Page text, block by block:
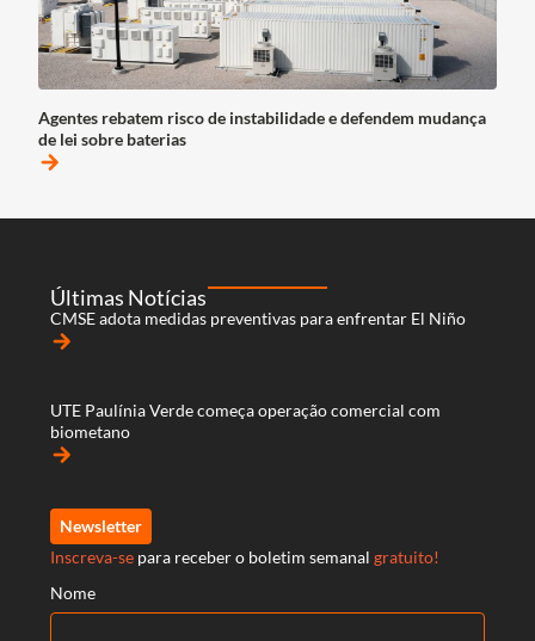
Agentes rebatem risco de instabilidade e defendem mudança
de lei sobre baterias
arrow_forward
Últimas Notícias
CMSE adota medidas preventivas para enfrentar El Niño
arrow_forward
UTE Paulínia Verde começa operação comercial com
biometano
arrow_forward
Newsletter
Inscreva-se para receber o boletim semanal gratuito!
Nome